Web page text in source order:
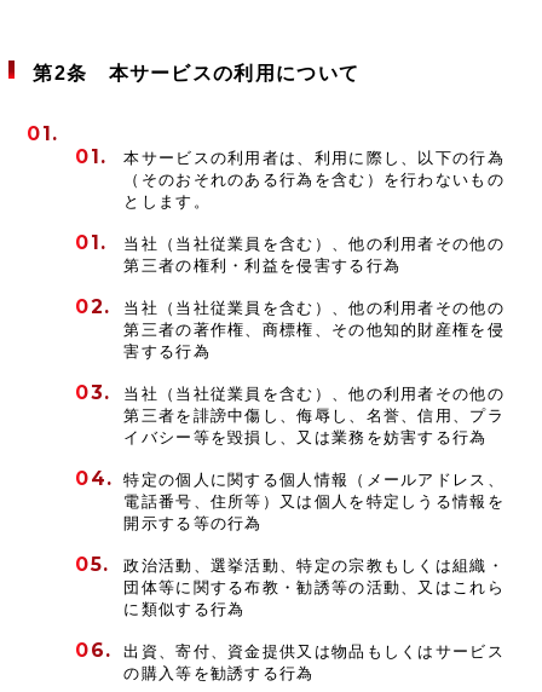
第2条 本サービスの利用について
本サービスの利用者は、利用に際し、以下の行為
（そのおそれのある行為を含む）を行わないもの
とします。
当社（当社従業員を含む）、他の利用者その他の
第三者の権利・利益を侵害する行為
当社（当社従業員を含む）、他の利用者その他の
第三者の著作権、商標権、その他知的財産権を侵
害する行為
当社（当社従業員を含む）、他の利用者その他の
第三者を誹謗中傷し、侮辱し、名誉、信用、プラ
イバシー等を毀損し、又は業務を妨害する行為
特定の個人に関する個人情報（メールアドレス、
電話番号、住所等）又は個人を特定しうる情報を
開示する等の行為
政治活動、選挙活動、特定の宗教もしくは組織・
団体等に関する布教・勧誘等の活動、又はこれら
に類似する行為
出資、寄付、資金提供又は物品もしくはサービス
の購入等を勧誘する行為